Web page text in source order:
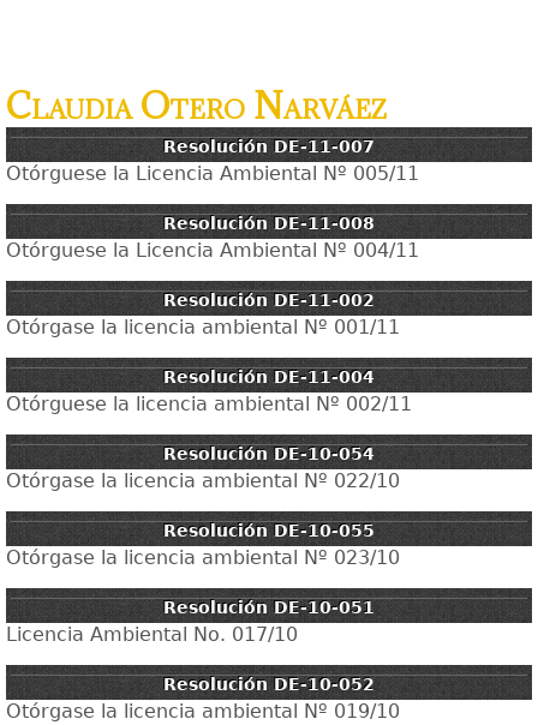
Claudia Otero Narváez
Resolución DE-11-007
Otórguese la Licencia Ambiental Nº 005/11
Resolución DE-11-008
Otórguese la Licencia Ambiental Nº 004/11
Resolución DE-11-002
Otórgase la licencia ambiental Nº 001/11
Resolución DE-11-004
Otórguese la licencia ambiental Nº 002/11
Resolución DE-10-054
Otórgase la licencia ambiental Nº 022/10
Resolución DE-10-055
Otórgase la licencia ambiental Nº 023/10
Resolución DE-10-051
Licencia Ambiental No. 017/10
Resolución DE-10-052
Otórgase la licencia ambiental Nº 019/10